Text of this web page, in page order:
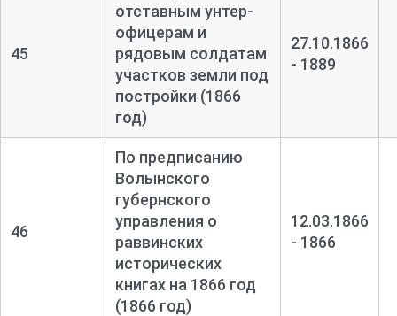
45
отставным унтер-
офицерам и
рядовым солдатам
участков земли под
постройки (1866
год)
27.10.1866
- 1889
46
По предписанию
Волынского
губернского
управления о
раввинских
исторических
книгах на 1866 год
(1866 год)
12.03.1866
- 1866